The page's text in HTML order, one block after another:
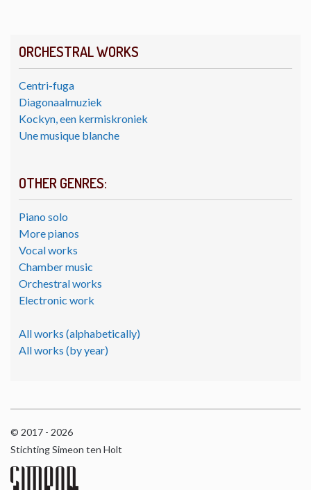
ORCHESTRAL WORKS
Centri-fuga
Diagonaalmuziek
Kockyn, een kermiskroniek
Une musique blanche
OTHER GENRES:
Piano solo
More pianos
Vocal works
Chamber music
Orchestral works
Electronic work
All works (alphabetically)
All works (by year)
© 2017 - 2026
Stichting Simeon ten Holt